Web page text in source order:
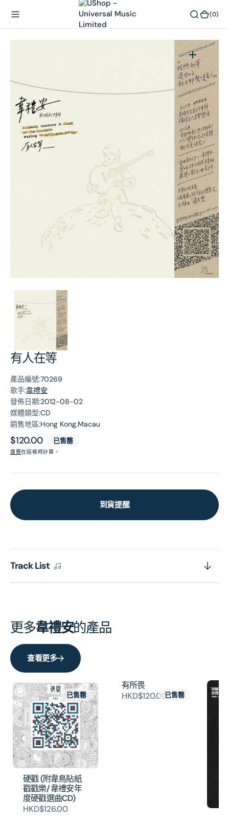
(0)
有人在等
產品編號:70269
歌手:韋禮安
發佈日期:2012-08-02
媒體類型:CD
銷售地區:Hong Kong,Macau
原
價
$120.00 已售罄
運費在結帳時計算。
到貨提醒
Track List
在
相
中
開
啟
更多韋禮安的產品
查看更多
硬戳 (附韋鳥貼紙
戳戳樂/ 韋禮安年
度硬戳選曲CD)
HKD$126.00
已售罄
有所畏
HKD$120.00已售罄